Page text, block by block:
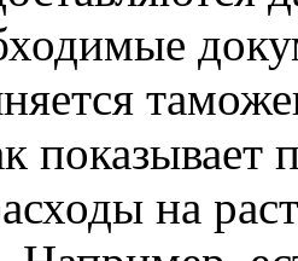
показывает
на